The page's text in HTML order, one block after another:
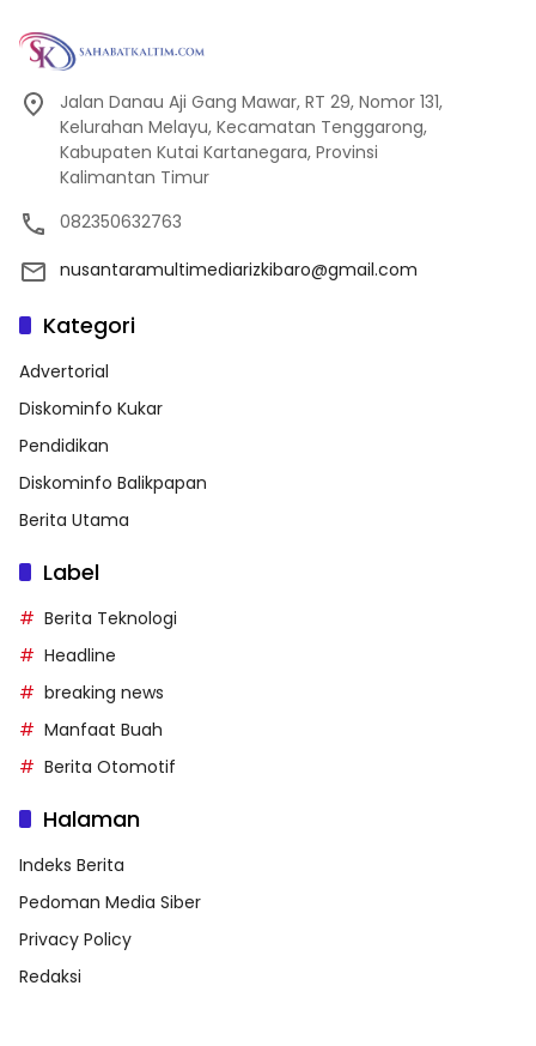
Jalan Danau Aji Gang Mawar, RT 29, Nomor 131,
Kelurahan Melayu, Kecamatan Tenggarong,
Kabupaten Kutai Kartanegara, Provinsi
Kalimantan Timur
082350632763
nusantaramultimediarizkibaro@gmail.com
Kategori
Advertorial
Diskominfo Kukar
Pendidikan
Diskominfo Balikpapan
Berita Utama
Label
Berita Teknologi
Headline
breaking news
Manfaat Buah
Berita Otomotif
Halaman
Indeks Berita
Pedoman Media Siber
Privacy Policy
Redaksi